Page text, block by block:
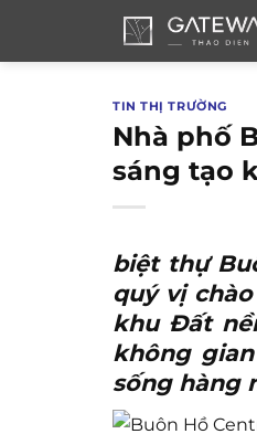
TIN THỊ TRƯỜNG
Nhà phố
sáng tạo
biệt thự
quý vị
khu Đất
không
sống hàng